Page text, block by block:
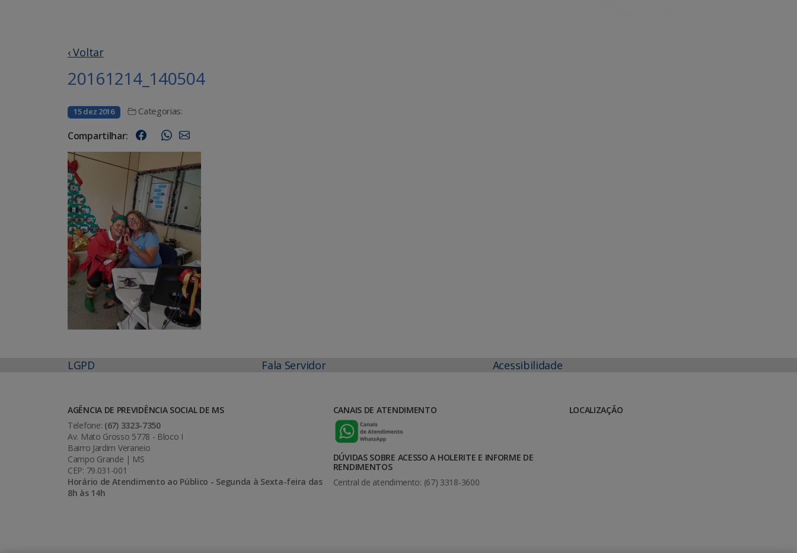
‹ Voltar
20161214_140504
15 dez 2016 Categorias:
Compartilhar:
LGPD Fala Servidor Acessibilidade
AGÊNCIA DE PREVIDÊNCIA SOCIAL DE MS
Telefone: (67) 3323-7350
Av. Mato Grosso 5778 - Bloco I
Bairro Jardim Veraneio
Campo Grande | MS
CEP: 79.031-001
Horário de Atendimento ao Público - Segunda à Sexta-feira das
8h às 14h
CANAIS DE ATENDIMENTO
DÚVIDAS SOBRE ACESSO A HOLERITE E INFORME DE
RENDIMENTOS
Central de atendimento: (67) 3318-3600
LOCALIZAÇÃO